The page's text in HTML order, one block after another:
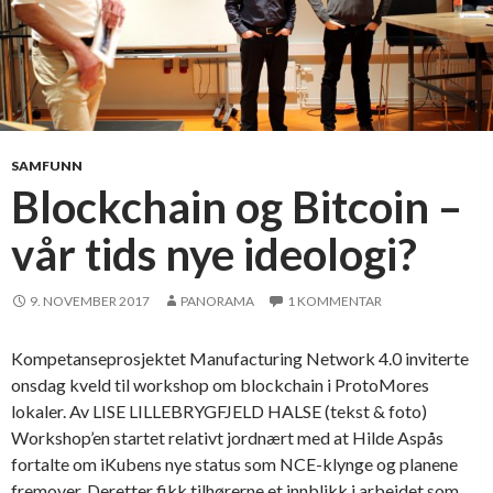
SAMFUNN
Blockchain og Bitcoin –
vår tids nye ideologi?
9. NOVEMBER 2017 PANORAMA 1 KOMMENTAR
Kompetanseprosjektet Manufacturing Network 4.0 inviterte
onsdag kveld til workshop om blockchain i ProtoMores
lokaler. Av LISE LILLEBRYGFJELD HALSE (tekst & foto)
Workshop’en startet relativt jordnært med at Hilde Aspås
fortalte om iKubens nye status som NCE-klynge og planene